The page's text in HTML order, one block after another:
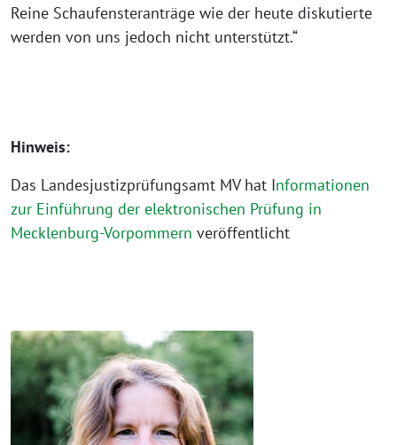
Reine Schaufensteranträge wie der heute diskutierte
werden von uns jedoch nicht unterstützt.“
Hinweis:
Das Landesjustizprüfungsamt MV hat Informationen
zur Einführung der elektronischen Prüfung in
Mecklenburg-Vorpommern veröffentlicht